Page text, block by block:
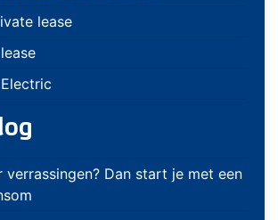
lease
verrassingen? Dan start je met een